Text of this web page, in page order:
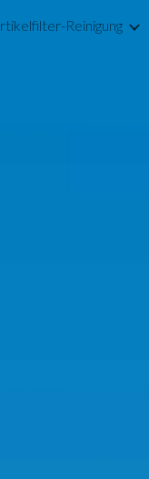
Reinigung